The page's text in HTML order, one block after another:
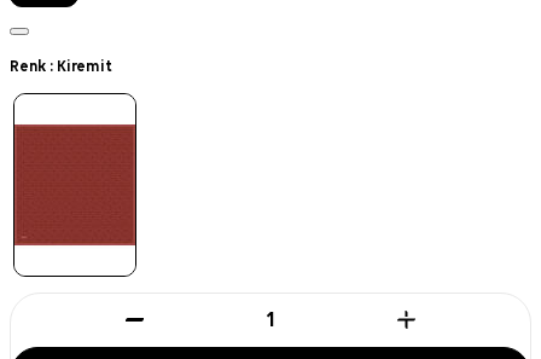
Renk : Kiremit